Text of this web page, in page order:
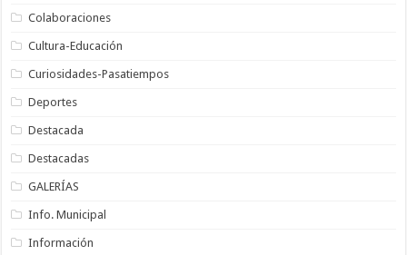
Colaboraciones
Cultura-Educación
Curiosidades-Pasatiempos
Deportes
Destacada
Destacadas
GALERÍAS
Info. Municipal
Información